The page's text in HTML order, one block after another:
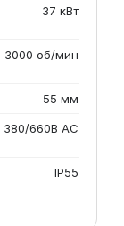
37 кВт
3000 об/мин
55 мм
380/660В AC
IP55